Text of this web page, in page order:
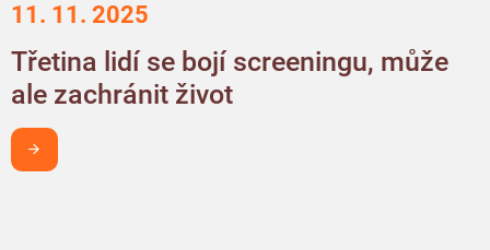
11. 11. 2025
Třetina lidí se bojí screeningu, může
ale zachránit život